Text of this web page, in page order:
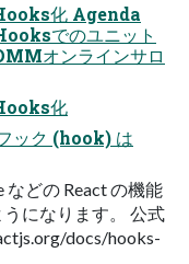
化 Agenda
でのユニット
オンラインサロ
化
ック (hook) は
どの React の機能
になります。 公式
docs/hooks-